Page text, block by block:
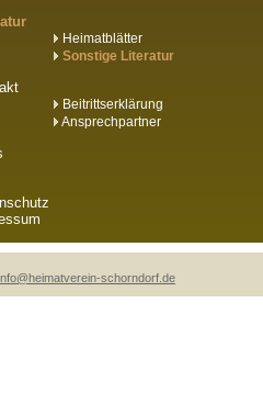
Heimatblätter
Sonstige Literatur
Beitrittserklärung
Ansprechpartner
schorndorf.de